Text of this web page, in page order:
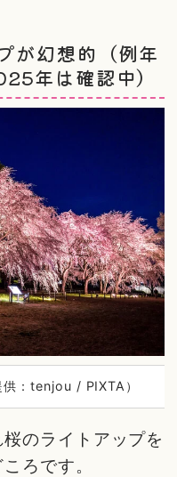
が幻想的（例年
年は確認中）
：tenjou / PIXTA）
のライトアップを
ろです。